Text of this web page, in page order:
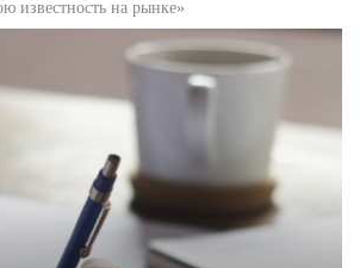
НОВОСТИ
ВОПРОС НЕДЕЛИ
ПРЕМЬЕРА
СТИЛЬ ЖИЗНИ
известность на рынке»